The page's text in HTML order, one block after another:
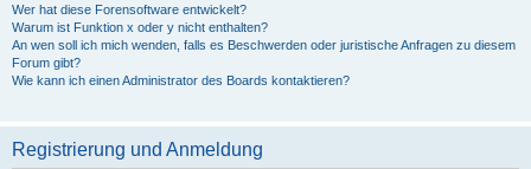
Wer hat diese Forensoftware entwickelt?
Warum ist Funktion x oder y nicht enthalten?
An wen soll ich mich wenden, falls es Beschwerden oder juristische Anfragen zu diesem
Forum gibt?
Wie kann ich einen Administrator des Boards kontaktieren?
Registrierung und Anmeldung